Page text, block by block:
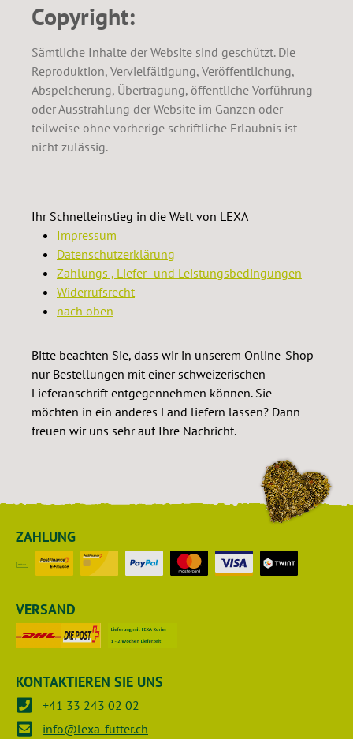
Copyright:
Sämtliche Inhalte der Website sind geschützt. Die
Reproduktion, Vervielfältigung, Veröffentlichung,
Abspeicherung, Übertragung, öffentliche Vorführung
oder Ausstrahlung der Website im Ganzen oder
teilweise ohne vorherige schriftliche Erlaubnis ist
nicht zulässig.
Ihr Schnelleinstieg in die Welt von LEXA
Impressum
Datenschutzerklärung
Zahlungs-, Liefer- und Leistungsbedingungen
Widerrufsrecht
nach oben
Bitte beachten Sie, dass wir in unserem Online-Shop
nur Bestellungen mit einer schweizerischen
Lieferanschrift entgegennehmen können. Sie
möchten in ein anderes Land liefern lassen? Dann
freuen wir uns sehr auf Ihre Nachricht.
ZAHLUNG
VERSAND
KONTAKTIEREN SIE UNS
+41 33 243 02 02
info@lexa-futter.ch